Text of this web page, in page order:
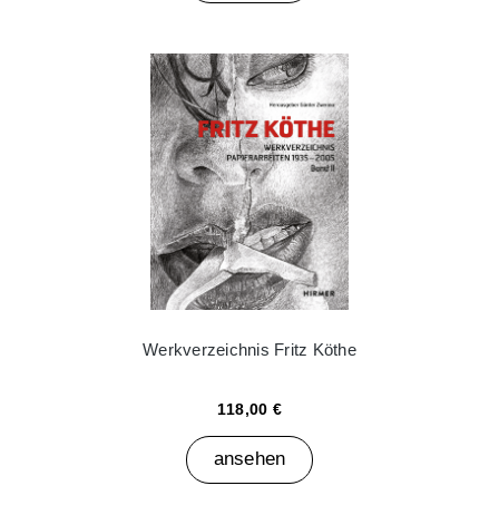
Werkverzeichnis Fritz Köthe
118,00 €
ansehen